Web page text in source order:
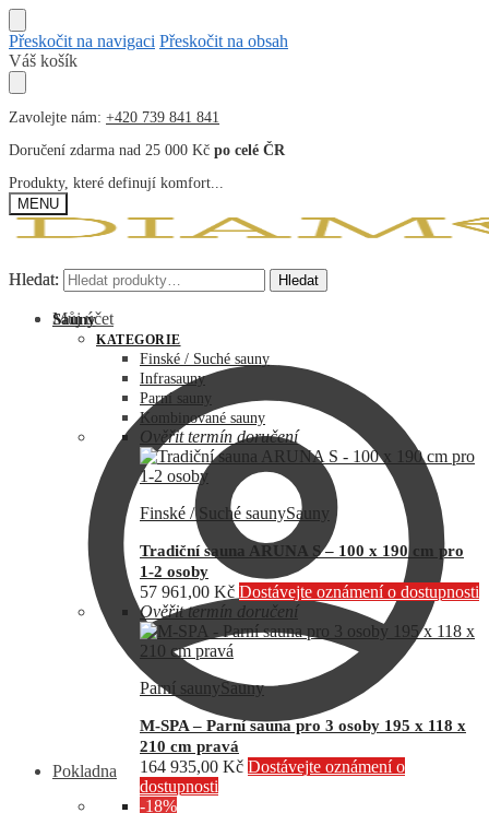
Přeskočit na navigaci Přeskočit na obsah
Váš košík
Zavolejte nám: +420 739 841 841
Doručení zdarma nad 25 000 Kč po celé ČR
Produkty, které definují komfort...
MENU
Hledat: Hledat
Můj účet
Pokladna
Hledat: Hledat
Sauny
KATEGORIE
Finské / Suché sauny
Infrasauny
Parní sauny
Kombinované sauny
Ověřit termín doručení
Finské / Suché saunySauny
Tradiční sauna ARUNA S – 100 x 190 cm pro
1-2 osoby
57 961,00 Kč Dostávejte oznámení o dostupnosti
Ověřit termín doručení
Parní saunySauny
M-SPA – Parní sauna pro 3 osoby 195 x 118 x
210 cm pravá
164 935,00 Kč Dostávejte oznámení o
dostupnosti
-18%